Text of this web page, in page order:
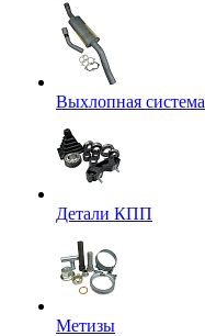
Выхлопная система
Детали КПП
Метизы